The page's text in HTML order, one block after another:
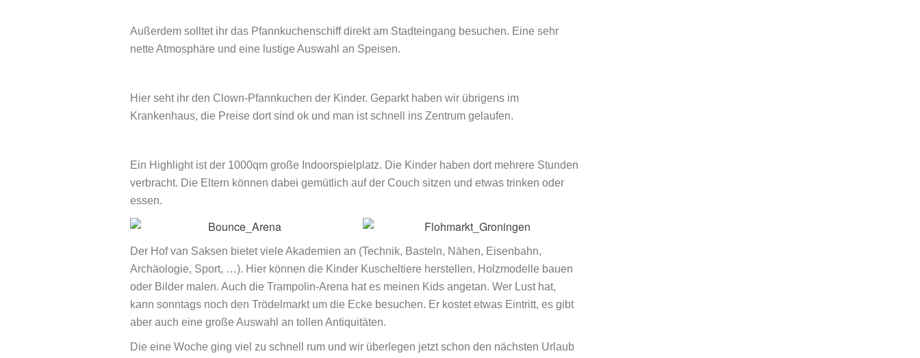
Außerdem solltet ihr das Pfannkuchenschiff direkt am Stadteingang besuchen. Eine sehr
nette Atmosphäre und eine lustige Auswahl an Speisen.
Hier seht ihr den Clown-Pfannkuchen der Kinder. Geparkt haben wir übrigens im
Krankenhaus, die Preise dort sind ok und man ist schnell ins Zentrum gelaufen.
Ein Highlight ist der 1000qm große Indoorspielplatz. Die Kinder haben dort mehrere Stunden
verbracht. Die Eltern können dabei gemütlich auf der Couch sitzen und etwas trinken oder
essen.
Der Hof van Saksen bietet viele Akademien an (Technik, Basteln, Nähen, Eisenbahn,
Archäologie, Sport, …). Hier können die Kinder Kuscheltiere herstellen, Holzmodelle bauen
oder Bilder malen. Auch die Trampolin-Arena hat es meinen Kids angetan. Wer Lust hat,
kann sonntags noch den Trödelmarkt um die Ecke besuchen. Er kostet etwas Eintritt, es gibt
aber auch eine große Auswahl an tollen Antiquitäten.
Die eine Woche ging viel zu schnell rum und wir überlegen jetzt schon den nächsten Urlaub